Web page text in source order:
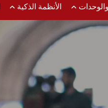
الأنظمة الذكية